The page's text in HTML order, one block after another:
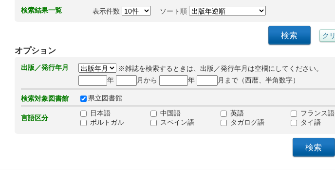
検索結果一覧 表示件数 ソート順
オプション
出版／発行年月
※雑誌を検索するときは、出版／発行年月は空欄にしてください。
年
月から 年 月まで（西暦、半角数字）
検索対象図書館 県立図書館
言語区分
日本語 中国語 英語 フランス語
ポルトガル
スペイン語 タガログ語 タイ語